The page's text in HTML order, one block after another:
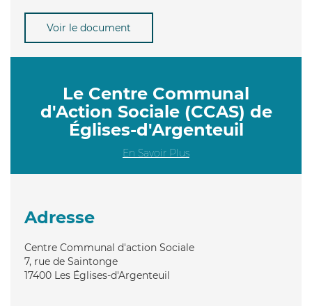
Voir le document
Le Centre Communal
d'Action Sociale (CCAS) de
Églises-d'Argenteuil
En Savoir Plus
Adresse
Centre Communal d'action Sociale
7, rue de Saintonge
17400 Les Églises-d'Argenteuil